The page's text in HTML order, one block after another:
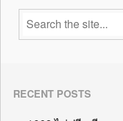
RECENT POSTS